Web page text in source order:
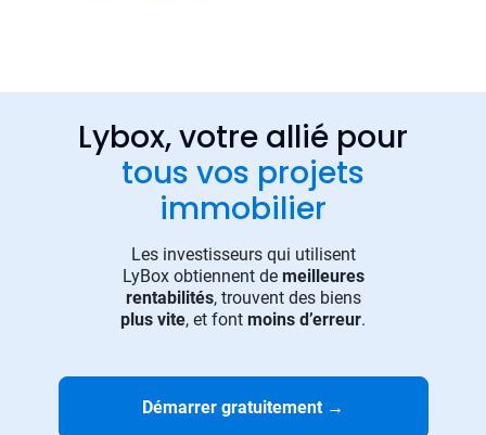
Lybox, votre allié pour
tous vos projets
immobilier
Les investisseurs qui utilisent
LyBox obtiennent de meilleures
rentabilités, trouvent des biens
plus vite, et font moins d’erreur.
Démarrer gratuitement →